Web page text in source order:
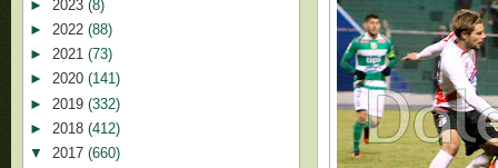
► 2023 (8)
► 2022 (88)
► 2021 (73)
► 2020 (141)
► 2019 (332)
► 2018 (412)
▼ 2017 (660)